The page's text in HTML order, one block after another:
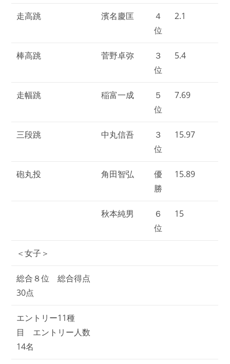
走高跳 濱名慶匡
４
位
2.1
棒高跳 菅野卓弥
３
位
5.4
走幅跳 稲富一成
５
位
7.69
三段跳 中丸信吾
３
位
15.97
砲丸投 角田智弘
優
勝
15.89
秋本純男
６
位
15
＜女子＞
総合８位 総合得点
30点
エントリー11種
目 エントリー人数
14名